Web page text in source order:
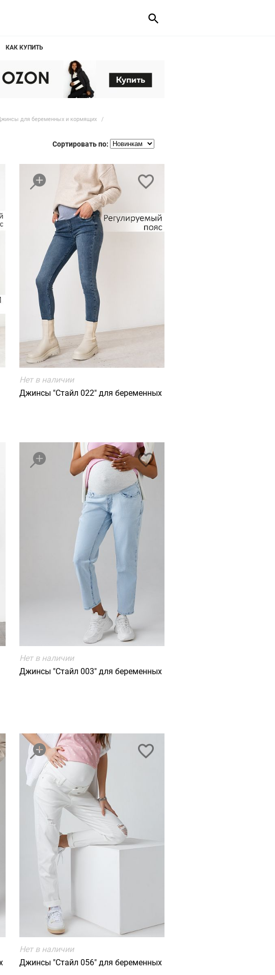
КАК КУПИТЬ
для беременных и кормящих
Сортировать по:
Нет в наличии
Джинсы "Стайл 022" для беременных
Нет в наличии
Джинсы "Cтайл 003" для беременных
Нет в наличии
Джинсы "Стайл 056" для беременных